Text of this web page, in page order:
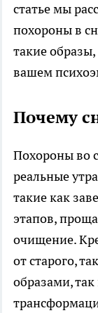
статье мы
похороны в
такие
вашем
Почему
Похороны во
реальные
такие как
этапов,
очищение.
от старого,
образами,